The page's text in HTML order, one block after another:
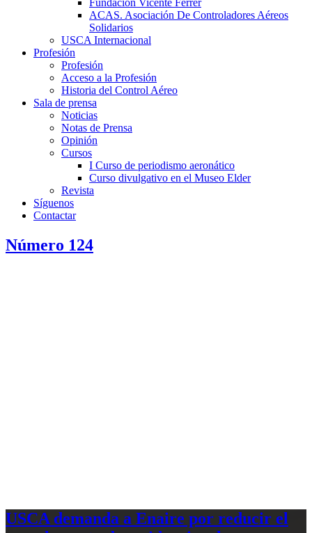
ACAS. Asociación De Controladores Aéreos
Solidarios
USCA Internacional
Profesión
Profesión
Acceso a la Profesión
Historia del Control Aéreo
Sala de prensa
Noticias
Notas de Prensa
Opinión
Cursos
I Curso de periodismo aeronático
Curso divulgativo en el Museo Elder
Revista
Síguenos
Contactar
Número 124
USCA demanda a Enaire por reducir el